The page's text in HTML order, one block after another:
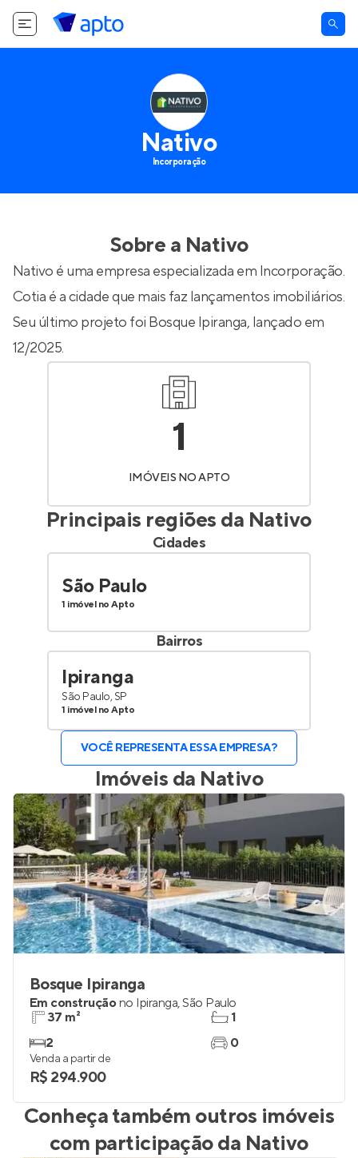
Nativo
Incorporação
Sobre a Nativo
Nativo é uma empresa especializada em Incorporação.
Cotia é a cidade que mais faz lançamentos imobiliários.
Seu último projeto foi Bosque Ipiranga, lançado em
12/2025.
1
IMÓVEIS NO APTO
Principais regiões da Nativo
Cidades
São Paulo
1 imóvel no Apto
Bairros
Ipiranga
São Paulo, SP
1 imóvel no Apto
VOCÊ REPRESENTA ESSA EMPRESA?
Imóveis da Nativo
Bosque Ipiranga
Em construçãono Ipiranga,São Paulo
37 m²
2
1
0
Venda a partir de
R$ 294.900
Conheça também outros imóveis
com participação da Nativo